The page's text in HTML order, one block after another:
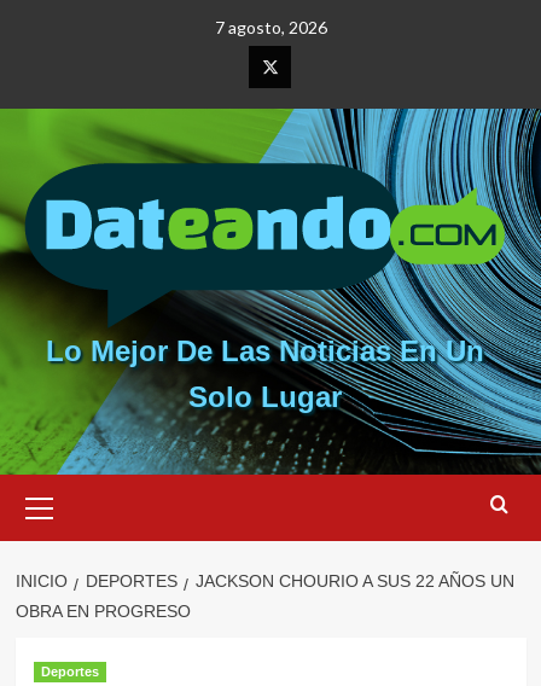
7 agosto, 2026
Elemento
del
menú
Lo Mejor De Las Noticias En Un
Solo Lugar
primario
INICIO DEPORTES
JACKSON CHOURIO A SUS 22 AÑOS UN
OBRA EN PROGRESO
Deportes